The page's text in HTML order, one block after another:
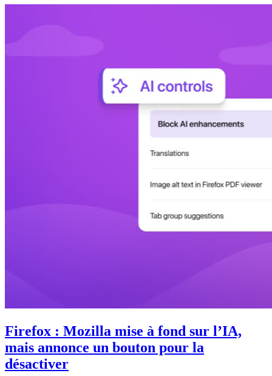
Firefox : Mozilla mise à fond sur l’IA,
mais annonce un bouton pour la
désactiver